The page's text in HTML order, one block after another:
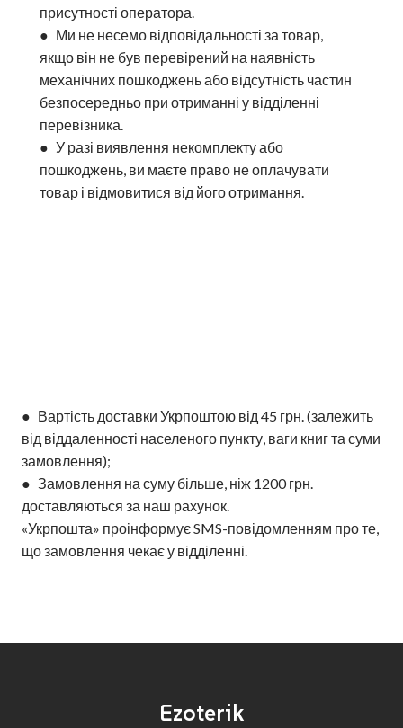
присутності оператора.
● Ми не несемо відповідальності за товар,
якщо він не був перевірений на наявність
механічних пошкоджень або відсутність частин
безпосередньо при отриманні у відділенні
перевізника.
● У разі виявлення некомплекту або
пошкоджень, ви маєте право не оплачувати
товар і відмовитися від його отримання.
● Вартість доставки Укрпоштою від 45 грн. (залежить
від віддаленності населеного пункту, ваги книг та суми
замовлення);
● Замовлення на суму більше, ніж 1200 грн.
доставляються за наш рахунок.
«Укрпошта» проінформує SMS-повідомленням про те,
що замовлення чекає у відділенні.
Ezoterik